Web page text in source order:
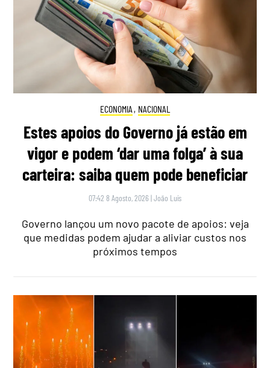
ECONOMIA , NACIONAL
Estes apoios do Governo já estão em
vigor e podem ‘dar uma folga’ à sua
carteira: saiba quem pode beneficiar
07:42 8 Agosto, 2026 |João Luís
Governo lançou um novo pacote de apoios: veja
que medidas podem ajudar a aliviar custos nos
próximos tempos